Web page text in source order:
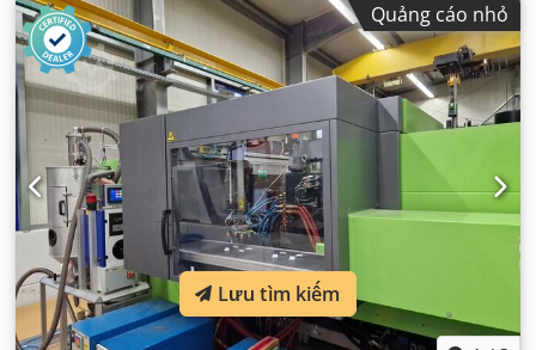
Quảng cáo nhỏ
Lưu tìm kiếm